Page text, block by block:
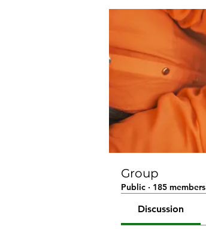
Group
Public · 185 members
Discussion